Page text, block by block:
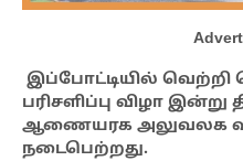
இப்போட்டியில் வெற்றி
பரிசளிப்பு விழா இன்று
ஆணையரக அலுவலக
நடைபெற்றது.